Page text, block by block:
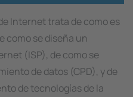
Internet trata de como es
como se diseña un
(ISP), de como se
de datos (CPD), y de
de tecnologías de la